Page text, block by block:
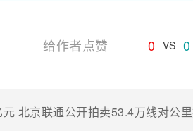
给作者点赞 0 VS 0
北京联通公开拍卖53.4万线对公